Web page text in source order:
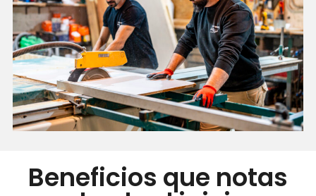
Beneficios que notas